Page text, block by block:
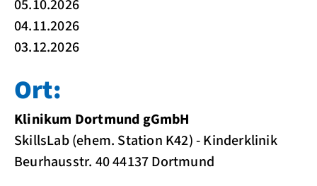
05.10.2026
04.11.2026
03.12.2026
Ort:
Klinikum Dortmund gGmbH
SkillsLab (ehem. Station K42) - Kinderklinik
Beurhausstr. 40 44137 Dortmund